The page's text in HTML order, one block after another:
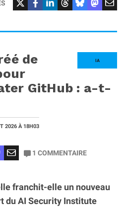
IA
de
GitHub : a-t-
2026 À 18H03
1 COMMENTAIRE
franchit-elle un nouveau
du AI Security Institute